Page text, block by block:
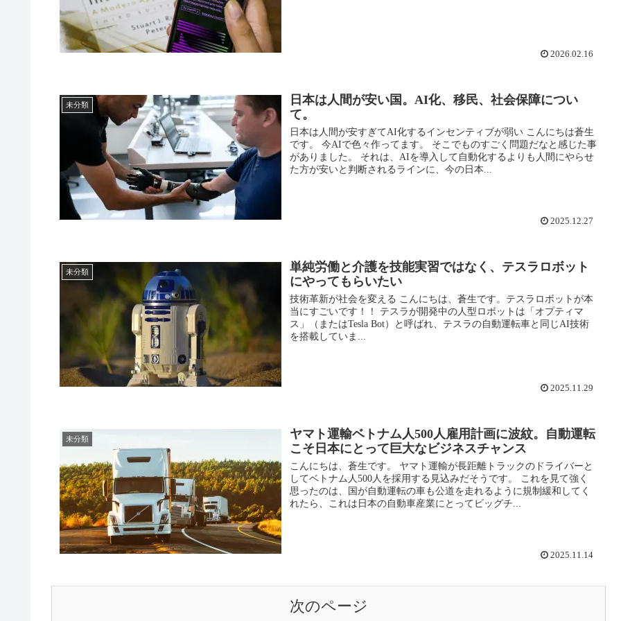
2026.02.16
未分類
日本は人間が安い国。AI化、移民、社会保障につい
て。
日本は人間が安すぎてAI化するインセンティブが弱い こんにちは蒼生
です。 今AIで色々作ってます。 そこでものすごく問題だなと感じた事
がありました。 それは、AIを導入して自動化するよりも人間にやらせ
た方が安いと判断されるラインに、今の日本...
2025.12.27
未分類
単純労働と介護を技能実習ではなく、テスラロボット
にやってもらいたい
技術革新が社会を変える こんにちは、蒼生です。テスラロボットが本
当にすごいです！！ テスラが開発中の人型ロボットは「オプティマ
ス」（またはTesla Bot）と呼ばれ、テスラの自動運転車と同じAI技術
を搭載していま...
2025.11.29
未分類
ヤマト運輸ベトナム人500人雇用計画に波紋。自動運転
こそ日本にとって巨大なビジネスチャンス
こんにちは、蒼生です。 ヤマト運輸が長距離トラックのドライバーと
してベトナム人500人を採用する見込みだそうです。 これを見て強く
思ったのは、国が自動運転の車も公道を走れるように規制緩和してく
れたら、これは日本の自動車産業にとってビッグチ...
2025.11.14
次のページ